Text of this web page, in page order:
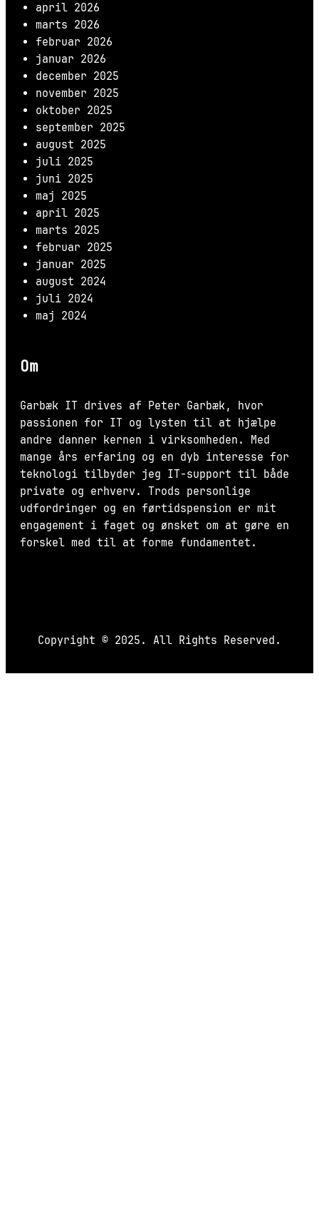
april 2026
marts 2026
februar 2026
januar 2026
december 2025
november 2025
oktober 2025
september 2025
august 2025
juli 2025
juni 2025
maj 2025
april 2025
marts 2025
februar 2025
januar 2025
august 2024
juli 2024
maj 2024
Om
Garbæk IT drives af Peter Garbæk, hvor
passionen for IT og lysten til at hjælpe
andre danner kernen i virksomheden. Med
mange års erfaring og en dyb interesse for
teknologi tilbyder jeg IT-support til både
private og erhverv. Trods personlige
udfordringer og en førtidspension er mit
engagement i faget og ønsket om at gøre en
forskel med til at forme fundamentet.
Copyright © 2025. All Rights Reserved.